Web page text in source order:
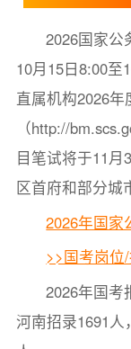
2026国家公
10月15日8:00至
直属机构2026年
（http://
目笔试将于11
区首府和部分城
2026年国家
>>国考岗
2026年国考
河南招录1691